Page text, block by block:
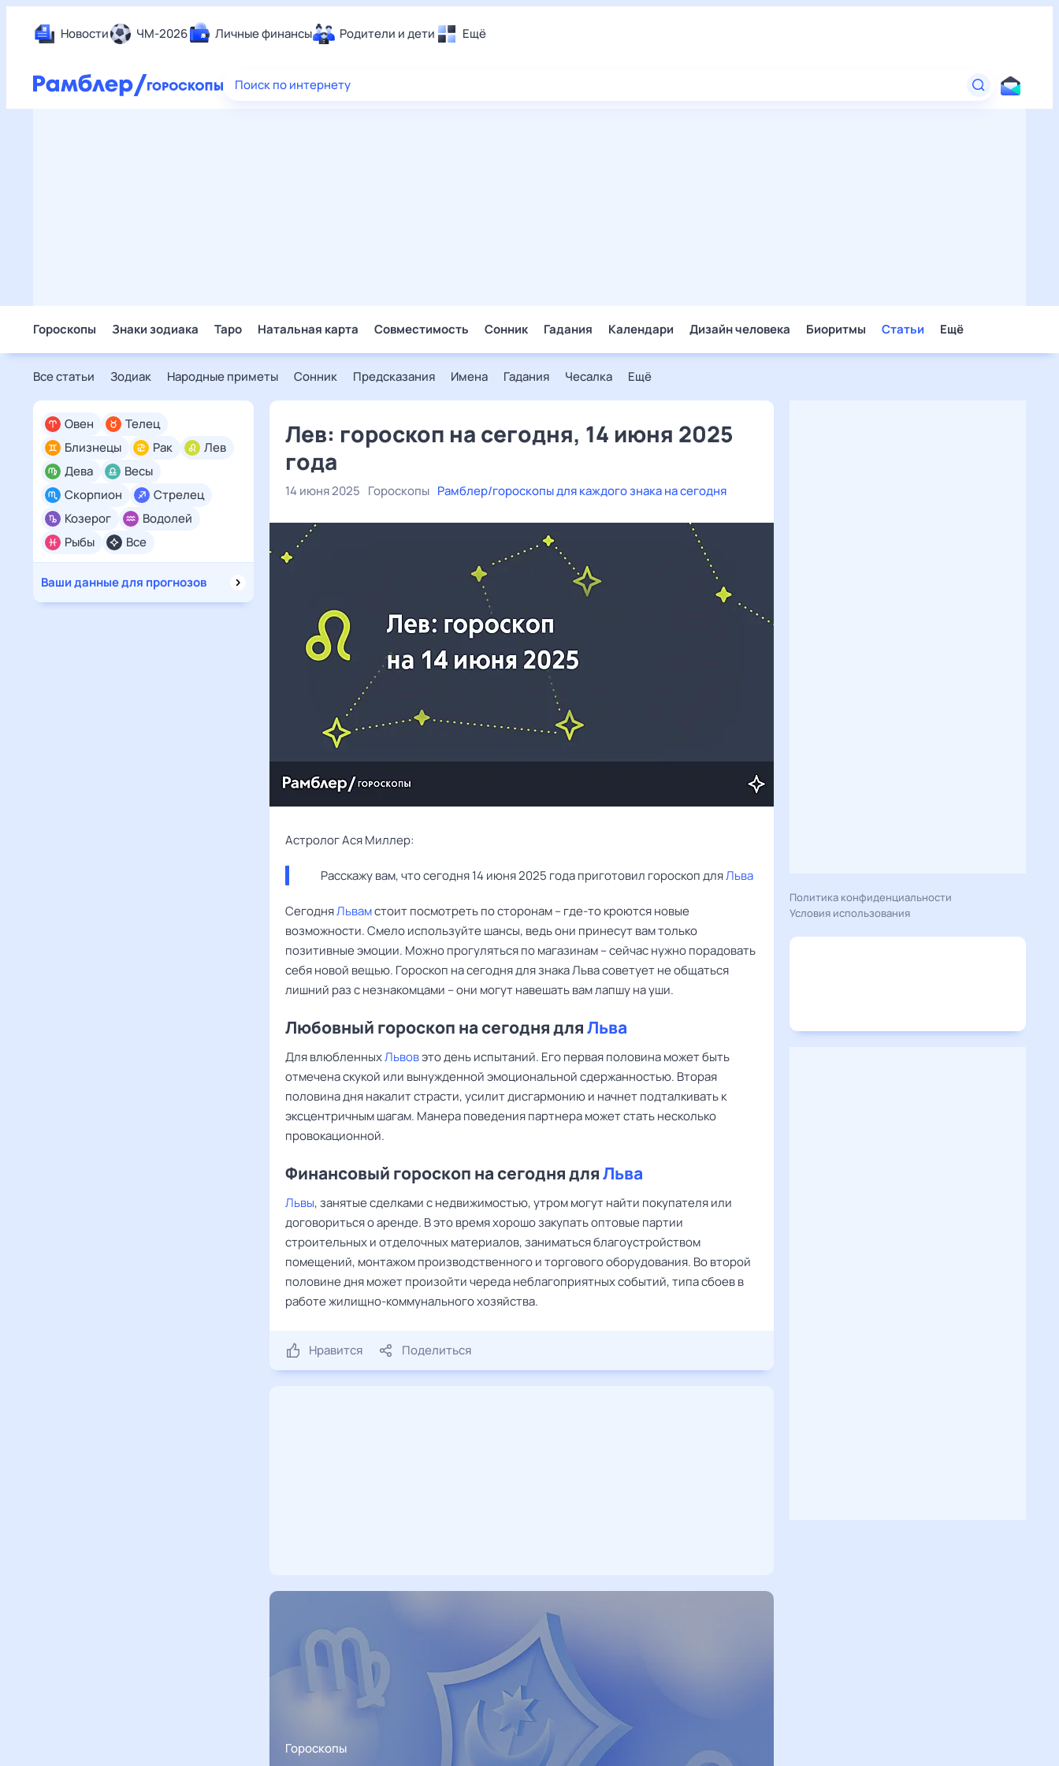
Новости ЧМ-2026 Личные финансы Родители и дети Ещё
Еда
Поиск по интернету
Гороскопы Знаки зодиака Таро Натальная карта Совместимость Сонник Гадания Календари Дизайн человека Биоритмы Статьи Ещё
Все статьи Зодиак Народные приметы Сонник Предсказания Имена Гадания Чесалка Ещё
Все
Овен
Телец
Близнецы
Рак
Лев
Дева
Весы
Скорпион
Стрелец
Козерог
Водолей
Рыбы
Ваши данные для прогнозов
Лев: гороскоп на сегодня, 14 июня 2025
года
14 июня 2025 Гороскопы Рамблер/гороскопы для каждого знака на сегодня
Астролог Ася Миллер:
Расскажу вам, что сегодня 14 июня 2025 года приготовил гороскоп для Льва
СегодняЛьвамстоит посмотреть по сторонам – где-то кроются новые
возможности. Смело используйте шансы, ведь они принесут вам только
позитивные эмоции. Можно прогуляться по магазинам – сейчас нужно порадовать
себя новой вещью. Гороскоп на сегодня для знака Льва советует не общаться
лишний раз с незнакомцами – они могут навешать вам лапшу на уши.
Любовный гороскоп на сегодня дляЛьва
Для влюбленныхЛьвовэто день испытаний. Его первая половина может быть
отмечена скукой или вынужденной эмоциональной сдержанностью. Вторая
половина дня накалит страсти, усилит дисгармонию и начнет подталкивать к
эксцентричным шагам. Манера поведения партнера может стать несколько
провокационной.
Финансовый гороскоп на сегодня дляЛьва
Львы, занятые сделками с недвижимостью, утром могут найти покупателя или
договориться о аренде. В это время хорошо закупать оптовые партии
строительных и отделочных материалов, заниматься благоустройством
помещений, монтажом производственного и торгового оборудования. Во второй
половине дня может произойти череда неблагоприятных событий, типа сбоев в
работе жилищно-коммунального хозяйства.
Нравится Поделиться
Гороскопы
Политика конфиденциальности
Условия использования